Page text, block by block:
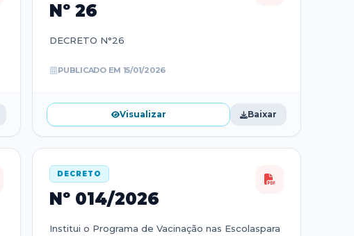
Nº26
DECRETO N°26
PUBLICADO EM 15/01/2026
Visualizar Baixar
DECRETO
Nº 014/2026
Institui o Programa de Vacinação nas Escolaspara